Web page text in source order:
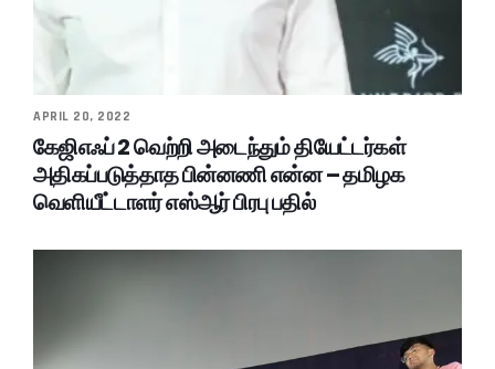
APRIL 20, 2022
கேஜிஎஃப் 2 வெற்றி அடைந்தும் தியேட்டர்கள்
அதிகப்படுத்தாத பின்னணி என்ன – தமிழக
வெளியீட்டாளர் எஸ்ஆர் பிரபு பதில்